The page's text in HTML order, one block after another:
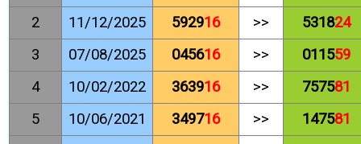
2
11/12/2025 592916 >> 531824
3
07/08/2025 045616 >> 011559
4
10/02/2022 363916 >> 757581
5
10/06/2021 349716 >> 147581